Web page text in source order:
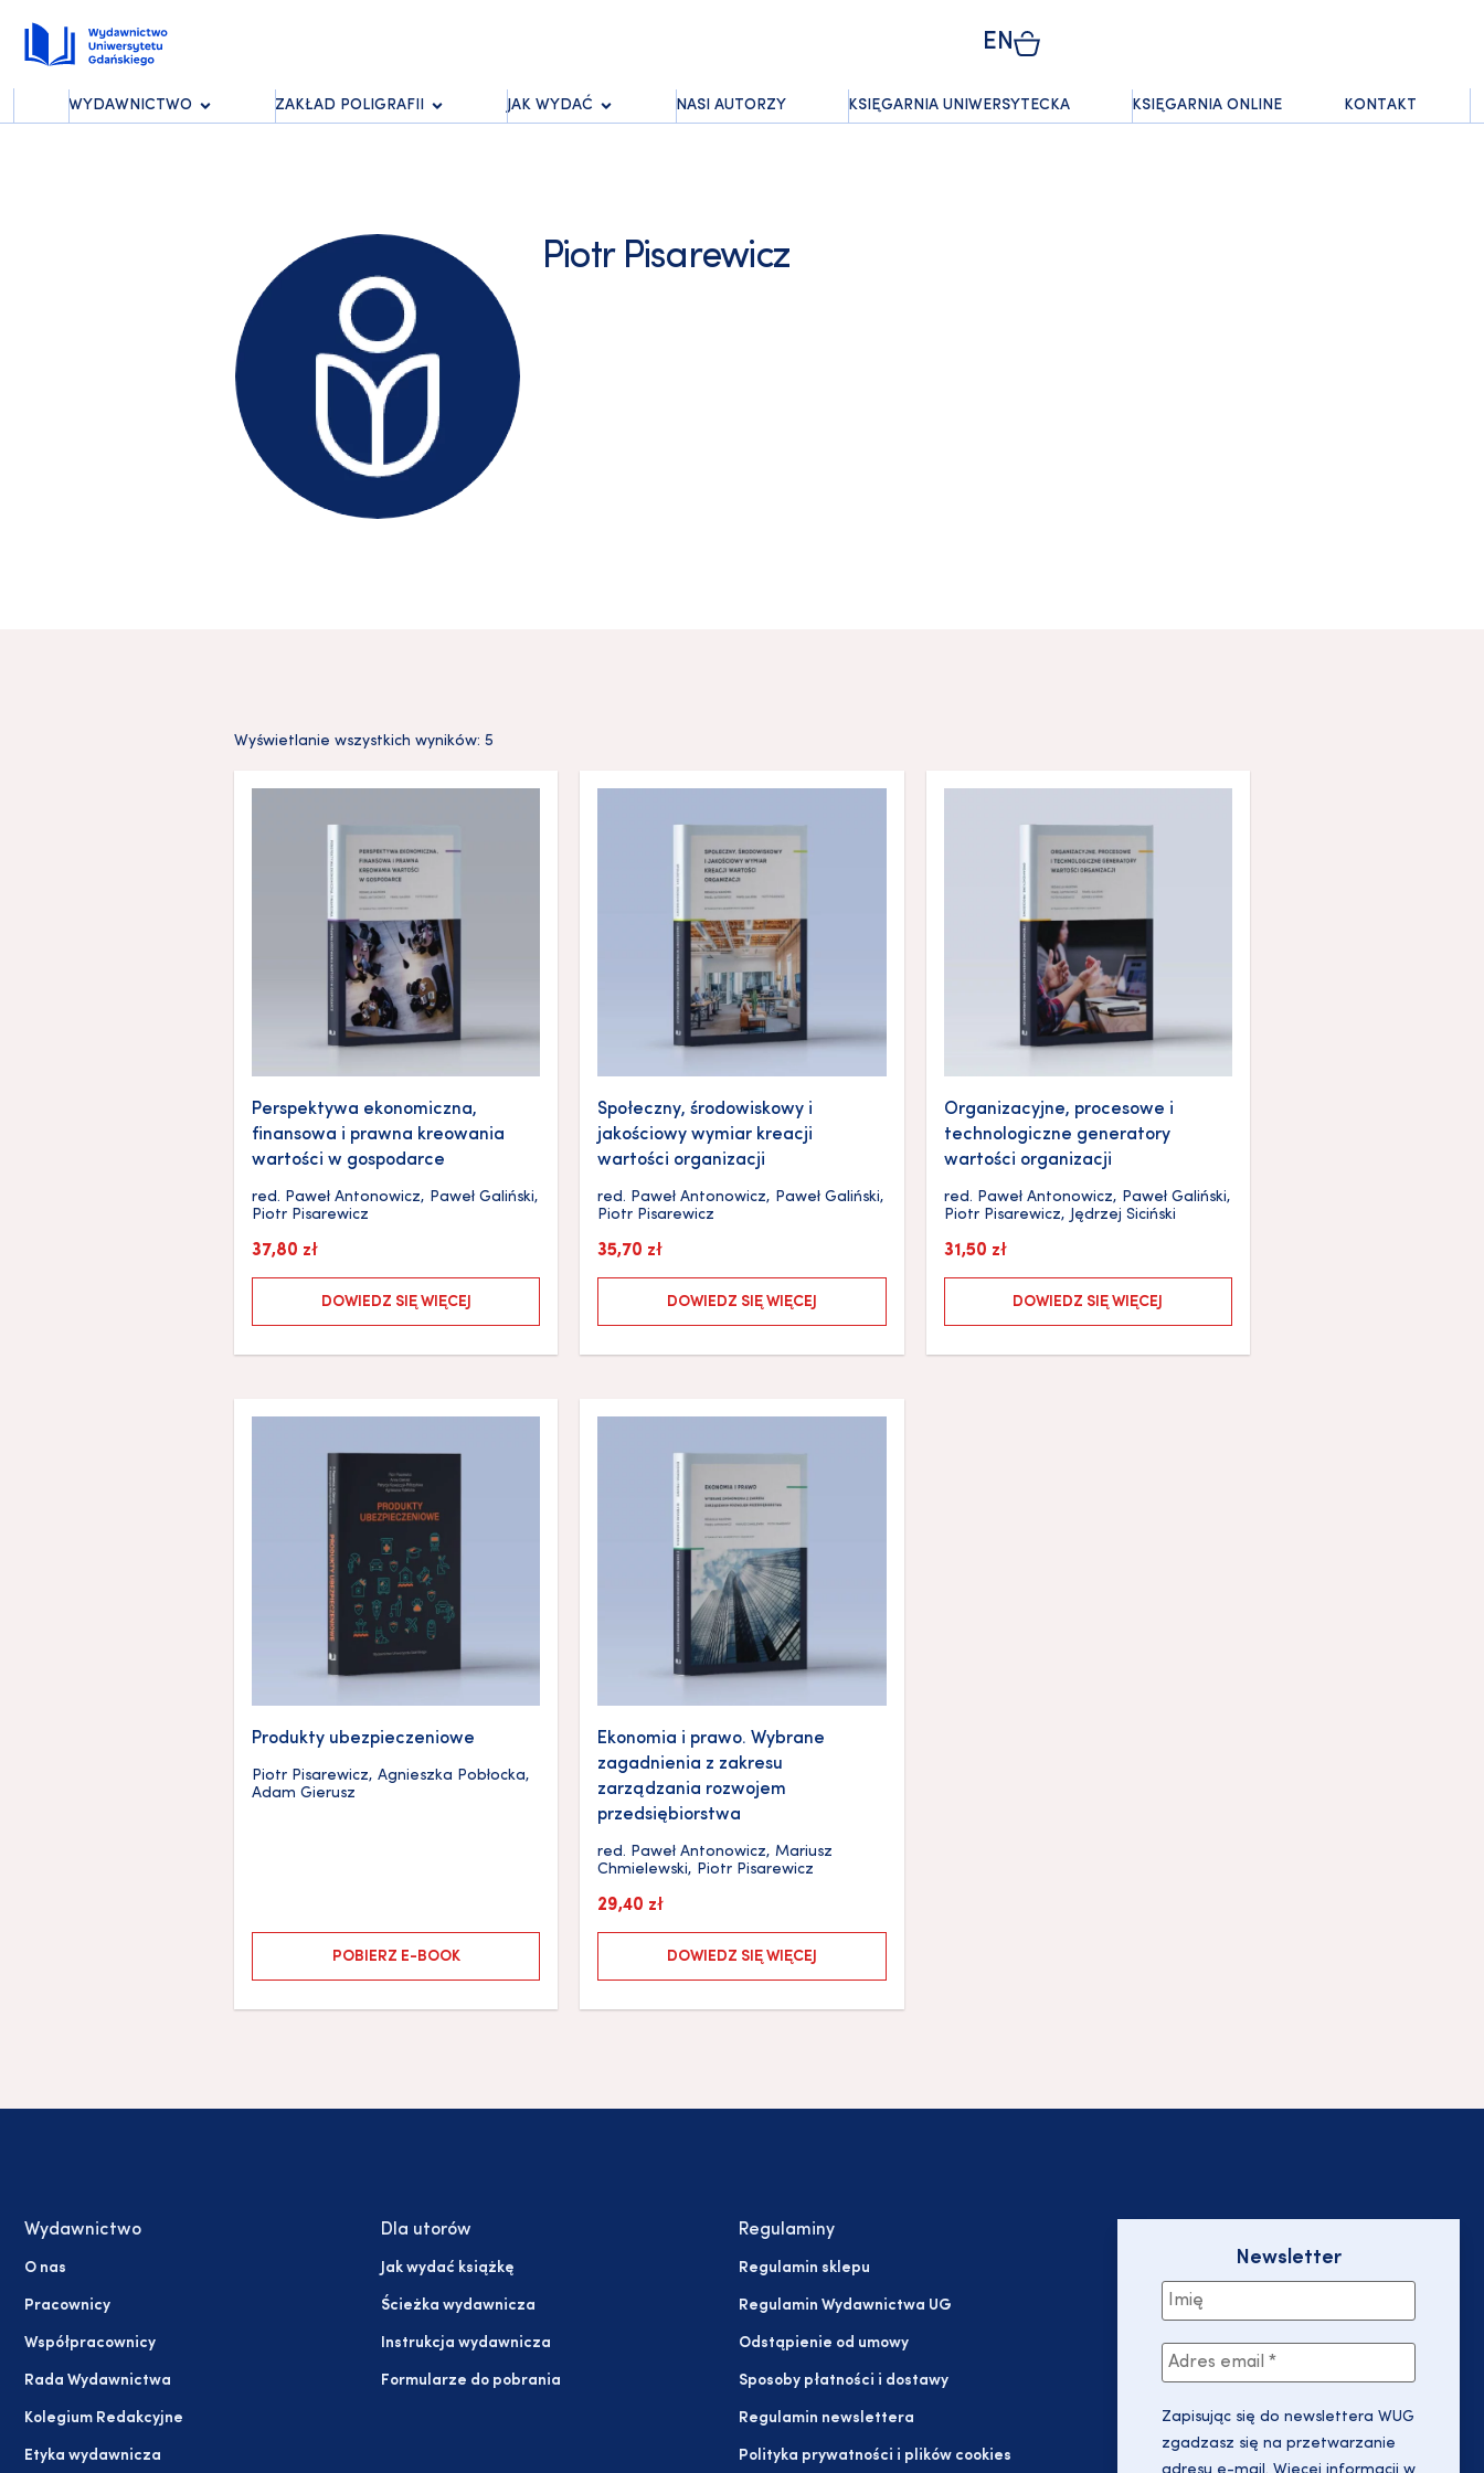
EN
WYDAWNICTWO ZAKŁAD POLIGRAFII JAK WYDAĆ NASI AUTORZY KSIĘGARNIA UNIWERSYTECKA KSIĘGARNIA ONLINE KONTAKT
Piotr Pisarewicz
Wyświetlanie wszystkich wyników: 5
Perspektywa ekonomiczna,
finansowa i prawna kreowania
wartości w gospodarce
red. Paweł Antonowicz, Paweł Galiński,
Piotr Pisarewicz
37,80 zł
DOWIEDZ SIĘ WIĘCEJ
Społeczny, środowiskowy i
jakościowy wymiar kreacji
wartości organizacji
red. Paweł Antonowicz, Paweł Galiński,
Piotr Pisarewicz
35,70 zł
DOWIEDZ SIĘ WIĘCEJ
Organizacyjne, procesowe i
technologiczne generatory
wartości organizacji
red. Paweł Antonowicz, Paweł Galiński,
Piotr Pisarewicz, Jędrzej Siciński
31,50 zł
DOWIEDZ SIĘ WIĘCEJ
Produkty ubezpieczeniowe
Piotr Pisarewicz, Agnieszka Pobłocka,
Adam Gierusz
POBIERZ E-BOOK
Ekonomia i prawo. Wybrane
zagadnienia z zakresu
zarządzania rozwojem
przedsiębiorstwa
red. Paweł Antonowicz,Mariusz
Chmielewski, Piotr Pisarewicz
29,40 zł
DOWIEDZ SIĘ WIĘCEJ
Wydawnictwo
O nas
Pracownicy
Współpracownicy
Rada Wydawnictwa
Kolegium Redakcyjne
Etyka wydawnicza
Dla utorów
Jak wydać książkę
Ścieżka wydawnicza
Instrukcja wydawnicza
Formularze do pobrania
Regulaminy
Regulamin sklepu
Regulamin Wydawnictwa UG
Odstąpienie od umowy
Sposoby płatności i dostawy
Regulamin newslettera
Polityka prywatności i plików cookies
Newsletter
Zapisując się do newslettera WUG
zgadzasz się na przetwarzanie